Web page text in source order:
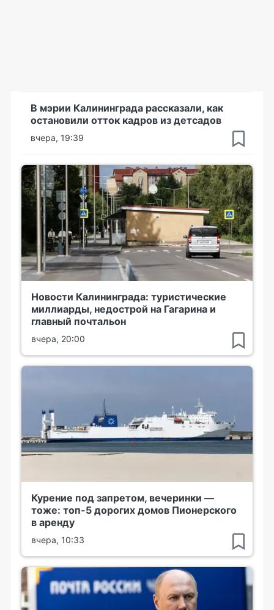
В мэрии Калининграда рассказали, как
остановили отток кадров из детсадов
вчера, 19:39
Новости Калининграда: туристические
миллиарды, недострой на Гагарина и
главный почтальон
вчера, 20:00
Курение под запретом, вечеринки —
тоже: топ-5 дорогих домов Пионерского
в аренду
вчера, 10:33